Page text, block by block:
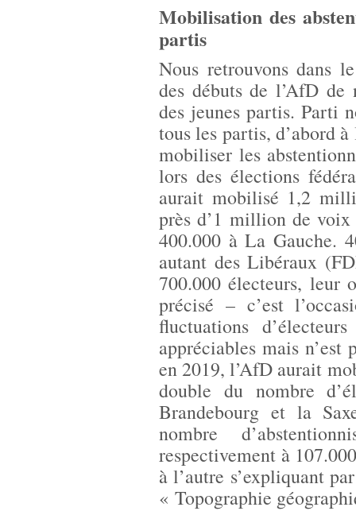
Mobilisation des
partis
Nous retrouvons dans
des débuts de l’AfD de
des jeunes partis. Parti
tous les partis, d’abord
mobiliser les
lors des élections
aurait mobilisé 1,2
près d’1 million de
400.000 à La Gauche.
autant des Libéraux
700.000 électeurs, leur
précisé – c’est
fluctuations
appréciables mais n’est
en 2019, l’AfD aurait
double du nombre
Brandebourg et la
nombre
respectivement à
à l’autre s’expliquant
« Topographie